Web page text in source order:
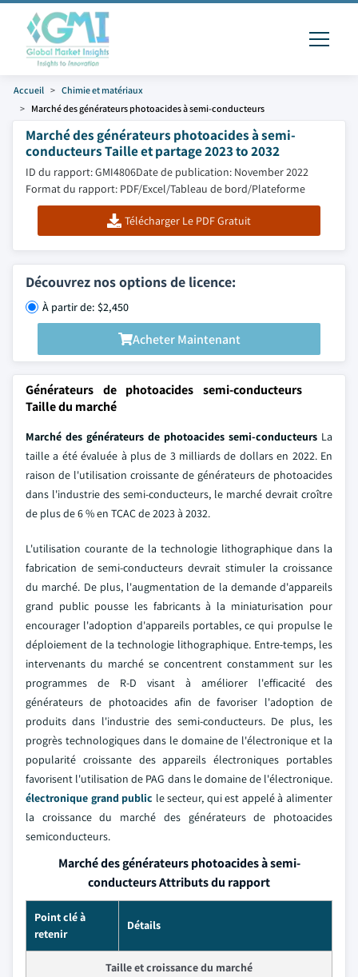
Accueil
Chimie et matériaux
Marché des générateurs photoacides à semi-conducteurs
Marché des générateurs photoacides à semi-
conducteurs Taille et partage 2023 to 2032
ID du rapport: GMI4806Date de publication: November 2022
Format du rapport: PDF/Excel/Tableau de bord/Plateforme
Télécharger Le PDF Gratuit
Découvrez nos options de licence:
À partir de: $2,450
Acheter Maintenant
Générateurs de photoacides semi-conducteurs
Taille du marché
Marché des générateurs de photoacides semi-conducteurs La
taille a été évaluée à plus de 3 milliards de dollars en 2022. En
raison de l'utilisation croissante de générateurs de photoacides
dans l'industrie des semi-conducteurs, le marché devrait croître
de plus de 6 % en TCAC de 2023 à 2032.
L'utilisation courante de la technologie lithographique dans la
fabrication de semi-conducteurs devrait stimuler la croissance
du marché. De plus, l'augmentation de la demande d'appareils
grand public pousse les fabricants à la miniaturisation pour
encourager l'adoption d'appareils portables, ce qui propulse le
déploiement de la technologie lithographique. Entre-temps, les
intervenants du marché se concentrent constamment sur les
programmes de R-D visant à améliorer l'efficacité des
générateurs de photoacides afin de favoriser l'adoption de
produits dans l'industrie des semi-conducteurs. De plus, les
progrès technologiques dans le domaine de l'électronique et la
popularité croissante des appareils électroniques portables
favorisent l'utilisation de PAG dans le domaine de l'électronique.
électronique grand public le secteur, qui est appelé à alimenter
la croissance du marché des générateurs de photoacides
semiconducteurs.
Marché des générateurs photoacides à semi-
conducteurs Attributs du rapport
Point clé à
retenir
Détails
Taille et croissance du marché